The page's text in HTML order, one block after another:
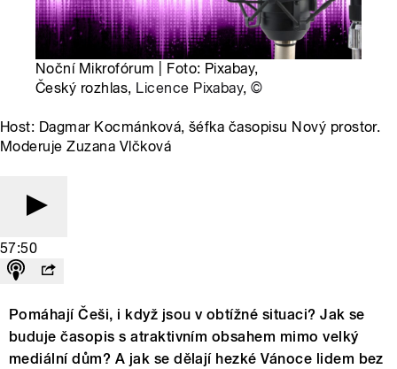
Noční Mikrofórum | Foto: Pixabay,
Český rozhlas, Licence Pixabay,©
Host: Dagmar Kocmánková, šéfka časopisu Nový prostor.
Moderuje Zuzana Vlčková
57:50
Pomáhají Češi, i když jsou v obtížné situaci? Jak se
buduje časopis s atraktivním obsahem mimo velký
mediální dům? A jak se dělají hezké Vánoce lidem bez